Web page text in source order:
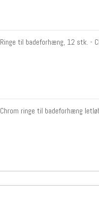
Ringe til badeforhæng, 12 stk. -
Chrom ringe til badeforhæng